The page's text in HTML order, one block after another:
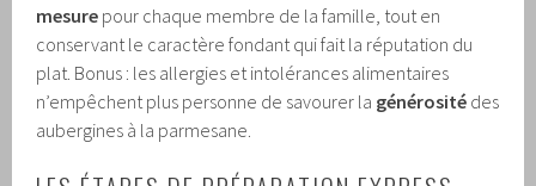
mesure pour chaque membre de la famille, tout en
conservant le caractère fondant qui fait la réputation du
plat. Bonus : les allergies et intolérances alimentaires
n’empêchent plus personne de savourer la générosité des
aubergines à la parmesane.